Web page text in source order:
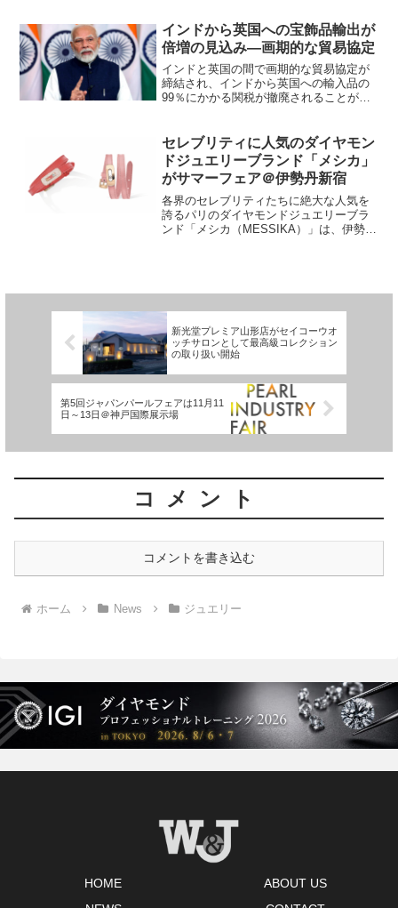
をしているように見せかけること、また
は取り組みが不十分なのに...
インドから英国への宝飾品輸出が
倍増の見込み―画期的な貿易協定
インドと英国の間で画期的な貿易協定が
締結され、インドから英国への輸入品の
99％にかかる関税が撤廃されることが決
とが期待されている。この結果、宝石や
ジュエリーの輸出は今後...
セレブリティに人気のダイヤモン
ドジュエリーブランド「メシカ」
がサマーフェア＠伊勢丹新宿
各界のセレブリティたちに絶大な人気を
誇るパリのダイヤモンドジュエリーブラ
ンド「メシカ（MESSIKA）」は、伊勢丹
新光堂プレミア山形店がセイコーウオ
ッチサロンとして最高級コレクション
の取り扱い開始
第5回ジャパンパールフェアは11月11
日～13日＠神戸国際展示場
コメント
コメントを書き込む
ホーム News ジュエリー
HOME
ABOUT US